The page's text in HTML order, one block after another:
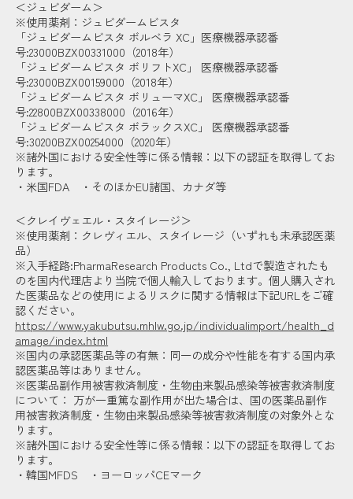
＜ジュビダーム＞
※使用薬剤：ジュビダームビスタ
「ジュビダームビスタ ボルベラ XC」医療機器承認番
号:23000BZX00331000（2018年）
「ジュビダームビスタ ボリフトXC」 医療機器承認番
号:23000BZX00159000（2018年）
「ジュビダームビスタ ボリューマXC」 医療機器承認番
号:22800BZX00338000（2016年）
「ジュビダームビスタ ボラックスXC」 医療機器承認番
号:30200BZX00254000（2020年）
※諸外国における安全性等に係る情報：以下の認証を取得してお
ります。
・米国FDA ・そのほかEU諸国、カナダ等
＜クレイヴェエル・スタイレージ＞
※使用薬剤：クレヴィエル、スタイレージ（いずれも未承認医薬
品）
※入手経路:PharmaResearch Products Co., Ltdで製造されたも
のを国内代理店より当院で個人輸入しております。個人購入され
た医薬品などの使用によるリスクに関する情報は下記URLをご確
認ください。
https://www.yakubutsu.mhlw.go.jp/individualimport/health_d
amage/index.html
※国内の承認医薬品等の有無：同一の成分や性能を有する国内承
認医薬品等はありません。
※医薬品副作用被害救済制度・生物由来製品感染等被害救済制度
について： 万が一重篤な副作用が出た場合は、国の医薬品副作
用被害救済制度・生物由来製品感染等被害救済制度の対象外とな
ります。
※諸外国における安全性等に係る情報：以下の認証を取得してお
ります。
・韓国MFDS ・ヨーロッパCEマーク